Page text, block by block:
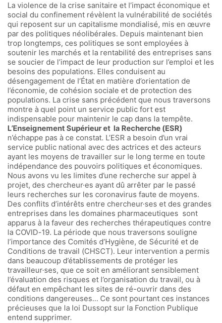
La violence de la crise sanitaire et l’impact économique et
social du confinement révèlent la vulnérabilité de sociétés
qui reposent sur un capitalisme mondialisé, mis en œuvre
par des politiques néolibérales. Depuis maintenant bien
trop longtemps, ces politiques se sont employées à
soutenir les marchés et la rentabilité des entreprises sans
se soucier de l’impact de leur production sur l’emploi et les
besoins des populations. Elles conduisent au
désengagement de l’État en matière d’orientation de
l’économie, de cohésion sociale et de protection des
populations. La crise sans précédent que nous traversons
montre à quel point un service public fort est
indispensable pour maintenir le cap dans la tempête.
L’Enseignement Supérieur et la Recherche (ESR)
n’échappe pas à ce constat. L’ESR a besoin d’un vrai
service public national avec des actrices et des acteurs
ayant les moyens de travailler sur le long terme en toute
indépendance des pouvoirs politiques et économiques.
Nous avons vu les limites d’une recherche sur appel à
projet, des chercheur·es ayant dû arrêter par le passé
leurs recherches sur les coronavirus faute de moyens.
Des conflits d’intérêts entre chercheur·ses et des grandes
entreprises dans les domaines pharmaceutiques sont
apparus à la faveur des recherches thérapeutiques contre
la COVID-19. La période que nous traversons souligne
l’importance des Comités d’Hygiène, de Sécurité et de
Conditions de travail (CHSCT). Leur intervention a permis
dans beaucoup d’établissements de protéger les
travailleur·ses, que ce soit en améliorant sensiblement
l’évaluation des risques et l’organisation du travail, ou à
défaut en empêchant les sites de ré-ouvrir dans des
conditions dangereuses… Ce sont pourtant ces instances
précieuses que la loi Dussopt sur la Fonction Publique
entend supprimer.